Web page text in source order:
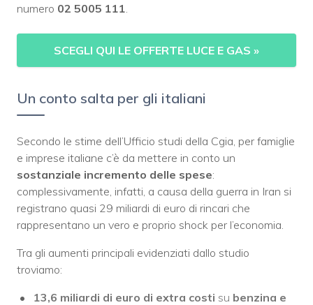
numero 02 5005 111
SCEGLI QUI LE OFFERTE LUCE E GAS »
Un conto salta per gli italiani
Secondo le stime dell’Ufficio studi della Cgia, per famiglie
e imprese italiane c’è da mettere in conto un
sostanziale incremento delle spese:
complessivamente, infatti, a causa della guerra in Iran si
registrano quasi 29 miliardi di euro di rincari che
rappresentano un vero e proprio shock per l’economia.
Tra gli aumenti principali evidenziati dallo studio
troviamo:
13,6 miliardi di euro di extra costi su benzina e